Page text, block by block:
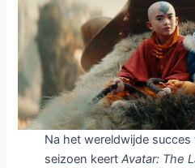
Na het wereldwijde
seizoen keert Avatar: The